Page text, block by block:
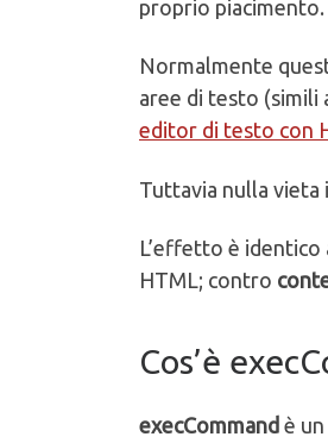
proprio piacimento.
Normalmente
aree di testo (simili
editor di testo con
Tuttavia nulla vieta
L’effetto è
HTML; contro
Cos’è
execCommand è